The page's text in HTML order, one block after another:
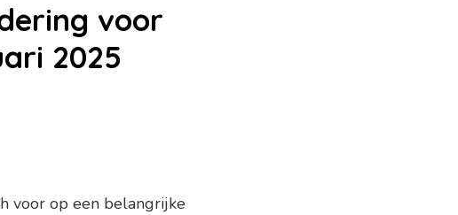
voor
2025
voor op een belangrijke